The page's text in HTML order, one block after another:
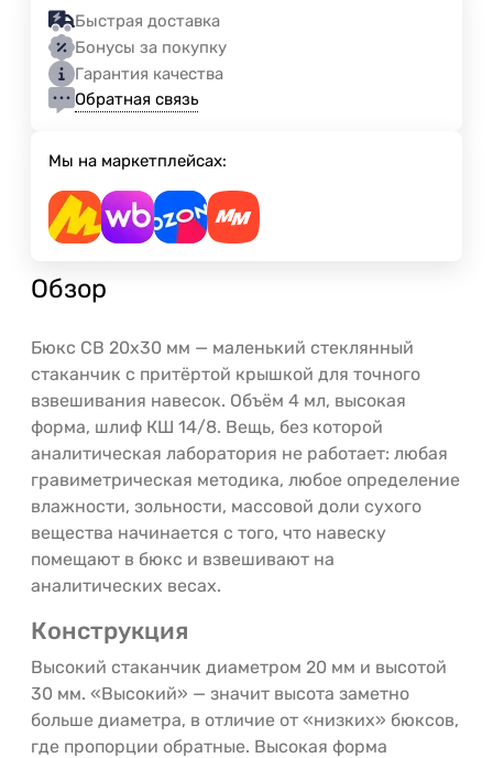
Быстрая доставка
Бонусы за покупку
Гарантия качества
Обратная связь
Мы на маркетплейсах:
Обзор
Бюкс СВ 20х30 мм — маленький стеклянный
стаканчик с притёртой крышкой для точного
взвешивания навесок. Объём 4 мл, высокая
форма, шлиф КШ 14/8. Вещь, без которой
аналитическая лаборатория не работает: любая
гравиметрическая методика, любое определение
влажности, зольности, массовой доли сухого
вещества начинается с того, что навеску
помещают в бюкс и взвешивают на
аналитических весах.
Конструкция
Высокий стаканчик диаметром 20 мм и высотой
30 мм. «Высокий» — значит высота заметно
больше диаметра, в отличие от «низких» бюксов,
где пропорции обратные. Высокая форма